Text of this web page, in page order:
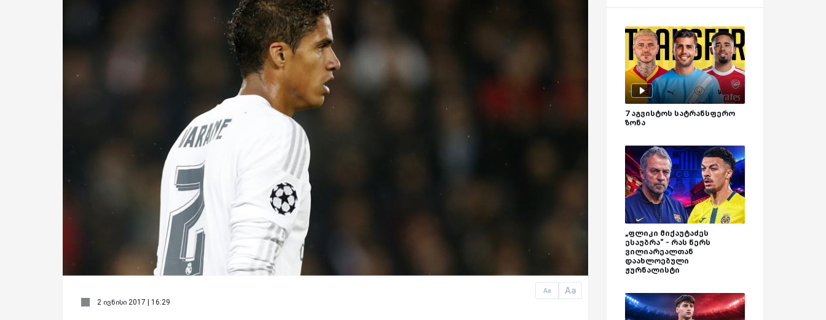
Aa Aa
2 ივნისი 2017 | 16:29
7 აგვისტოს სატრანსფერო
ზონა
„ფლიკი მიქაუტაძეს
ესაუბრა“ - რას წერს
ვილიარეალთან
დაახლოებული
ჟურნალისტი